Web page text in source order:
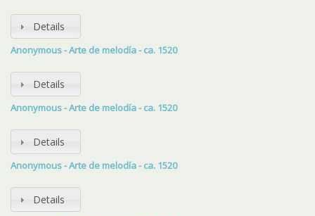
Details
Anonymous - Arte de melodía - ca. 1520
Details
Anonymous - Arte de melodía - ca. 1520
Details
Anonymous - Arte de melodía - ca. 1520
Details